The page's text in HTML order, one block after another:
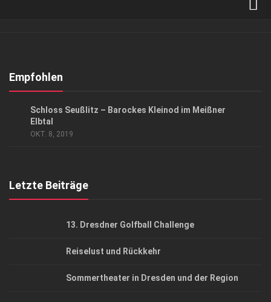
Kontakt, Impressum
Empfohlen
Schloss Seußlitz – Barockes Kleinod im Meißner
Elbtal
OKT. 8, 2019
Letzte Beiträge
13. Dresdner Golfball Challenge
Reiselust und Rückkehr
Sommertheater in Dresden und der Region